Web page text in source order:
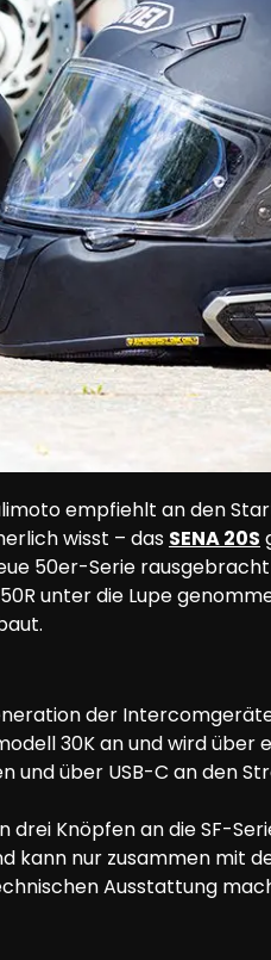
empfiehlt an den
wisst – das SENA 20S
50er-Serie
unter die Lupe
der Intercomgeräte
30K an und wird über
und über USB-C an den
Knöpfen an die SF-
kann nur zusammen mit
Ausstattung